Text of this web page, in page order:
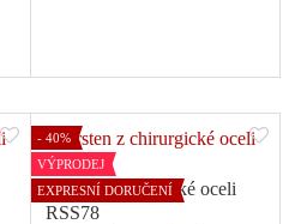
- 40%
VÝPRODEJ
EXPRESNÍ DORUČENÍ
Prsten z chirurgické oceli
RSS78